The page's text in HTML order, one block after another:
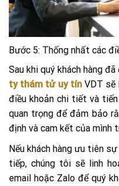
Bước 5: Thống nhất các
Sau khi quý khách hàng
ty thám tử uy tínVDT sẽ
điều khoản chi tiết và
quan trọng để đảm bảo
định và cam kết của mình
Nếu khách hàng ưu tiên
tiếp, chúng tôi sẽ linh
email hoặc Zalo để quý